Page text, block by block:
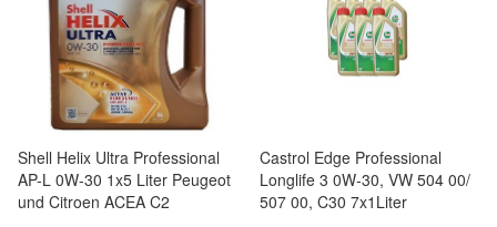
Shell Helix Ultra Professional
AP-L 0W-30 1x5 Liter Peugeot
und Citroen ACEA C2
Castrol Edge Professional
Longlife 3 0W-30, VW 504 00/
507 00, C30 7x1Liter